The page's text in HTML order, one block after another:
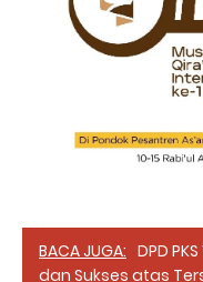
BACA JUGA: DPD
dan Sukses atas